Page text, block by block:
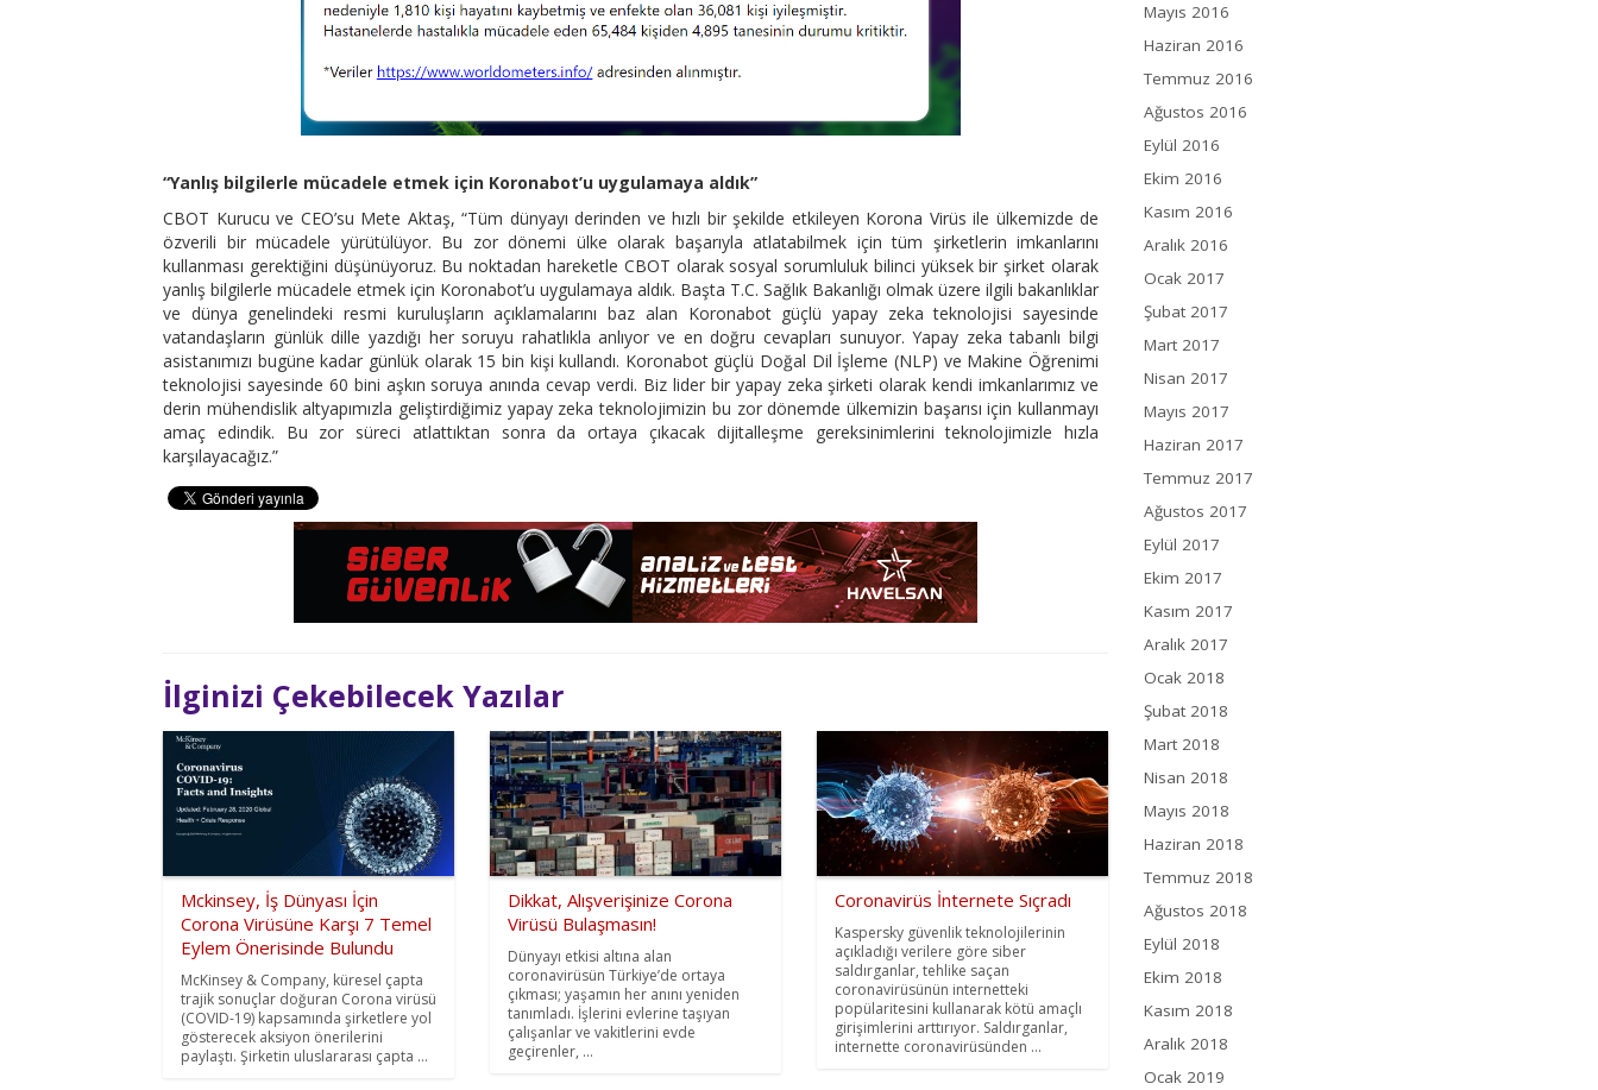
“Yanlış bilgilerle mücadele etmek için Koronabot’u uygulamaya aldık”
CBOT Kurucu ve CEO’su Mete Aktaş, “Tüm dünyayı derinden ve hızlı bir şekilde etkileyen Korona Virüs ile ülkemizde de
özverili bir mücadele yürütülüyor. Bu zor dönemi ülke olarak başarıyla atlatabilmek için tüm şirketlerin imkanlarını
kullanması gerektiğini düşünüyoruz. Bu noktadan hareketle CBOT olarak sosyal sorumluluk bilinci yüksek bir şirket olarak
yanlış bilgilerle mücadele etmek için Koronabot’u uygulamaya aldık. Başta T.C. Sağlık Bakanlığı olmak üzere ilgili bakanlıklar
ve dünya genelindeki resmi kuruluşların açıklamalarını baz alan Koronabot güçlü yapay zeka teknolojisi sayesinde
vatandaşların günlük dille yazdığı her soruyu rahatlıkla anlıyor ve en doğru cevapları sunuyor. Yapay zeka tabanlı bilgi
asistanımızı bugüne kadar günlük olarak 15 bin kişi kullandı. Koronabot güçlü Doğal Dil İşleme (NLP) ve Makine Öğrenimi
teknolojisi sayesinde 60 bini aşkın soruya anında cevap verdi. Biz lider bir yapay zeka şirketi olarak kendi imkanlarımız ve
derin mühendislik altyapımızla geliştirdiğimiz yapay zeka teknolojimizin bu zor dönemde ülkemizin başarısı için kullanmayı
amaç edindik. Bu zor süreci atlattıktan sonra da ortaya çıkacak dijitalleşme gereksinimlerini teknolojimizle hızla
karşılayacağız.”
İlginizi Çekebilecek Yazılar
Mckinsey, İş Dünyası İçin
Corona Virüsüne Karşı 7 Temel
Eylem Önerisinde Bulundu
McKinsey & Company, küresel çapta
trajik sonuçlar doğuran Corona virüsü
(COVID-19) kapsamında şirketlere yol
gösterecek aksiyon önerilerini
paylaştı. Şirketin uluslararası çapta ...
Dikkat, Alışverişinize Corona
Virüsü Bulaşmasın!
Dünyayı etkisi altına alan
coronavirüsün Türkiye’de ortaya
çıkması; yaşamın her anını yeniden
tanımladı. İşlerini evlerine taşıyan
çalışanlar ve vakitlerini evde
geçirenler, ...
Coronavirüs İnternete Sıçradı
Kaspersky güvenlik teknolojilerinin
açıkladığı verilere göre siber
saldırganlar, tehlike saçan
coronavirüsünün internetteki
popülaritesini kullanarak kötü amaçlı
girişimlerini arttırıyor. Saldırganlar,
internette coronavirüsünden ...
Mayıs 2016
Haziran 2016
Temmuz 2016
Ağustos 2016
Eylül 2016
Ekim 2016
Kasım 2016
Aralık 2016
Ocak 2017
Şubat 2017
Mart 2017
Nisan 2017
Mayıs 2017
Haziran 2017
Temmuz 2017
Ağustos 2017
Eylül 2017
Ekim 2017
Kasım 2017
Aralık 2017
Ocak 2018
Şubat 2018
Mart 2018
Nisan 2018
Mayıs 2018
Haziran 2018
Temmuz 2018
Ağustos 2018
Eylül 2018
Ekim 2018
Kasım 2018
Aralık 2018
Ocak 2019